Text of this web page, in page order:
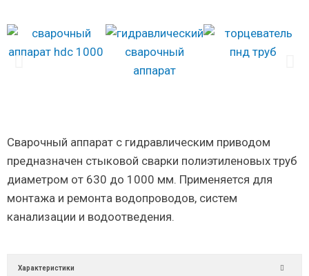
Сварочный аппарат с гидравлическим приводом
предназначен стыковой сварки полиэтиленовых труб
диаметром от 630 до 1000 мм. Применяется для
монтажа и ремонта водопроводов, систем
канализации и водоотведения.
Характеристики